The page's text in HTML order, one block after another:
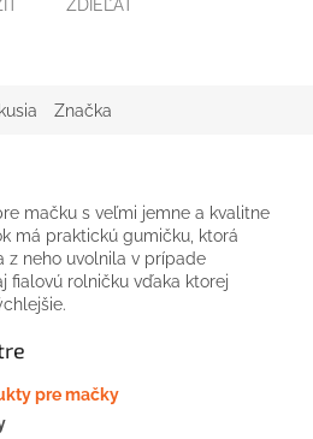
ZDIEĽAŤ
Značka
mačku s veľmi jemne a kvalitne
má praktickú gumičku, ktorá
z neho uvolnila v prípade
fialovú rolničku vďaka ktorej
pre mačky